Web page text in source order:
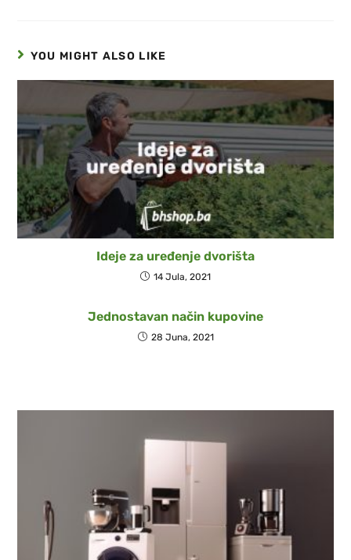
YOU MIGHT ALSO LIKE
Ideje za uređenje dvorišta
14 Jula, 2021
Jednostavan način kupovine
28 Juna, 2021